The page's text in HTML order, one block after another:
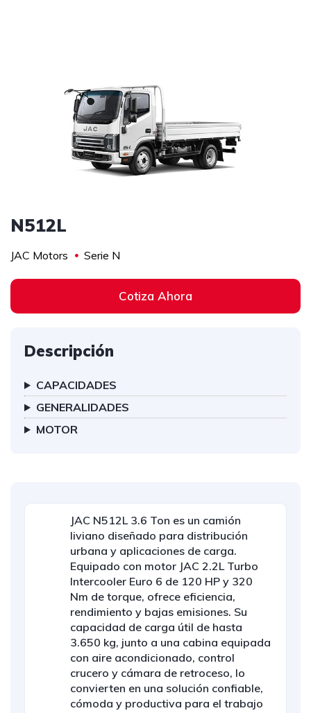
N512L
JAC Motors Serie N
Cotiza Ahora
Descripción
CAPACIDADES
GENERALIDADES
MOTOR
JAC N512L 3.6 Ton es un camión
liviano diseñado para distribución
urbana y aplicaciones de carga.
Equipado con motor JAC 2.2L Turbo
Intercooler Euro 6 de 120 HP y 320
Nm de torque, ofrece eficiencia,
rendimiento y bajas emisiones. Su
capacidad de carga útil de hasta
3.650 kg, junto a una cabina equipada
con aire acondicionado, control
crucero y cámara de retroceso, lo
convierten en una solución confiable,
cómoda y productiva para el trabajo